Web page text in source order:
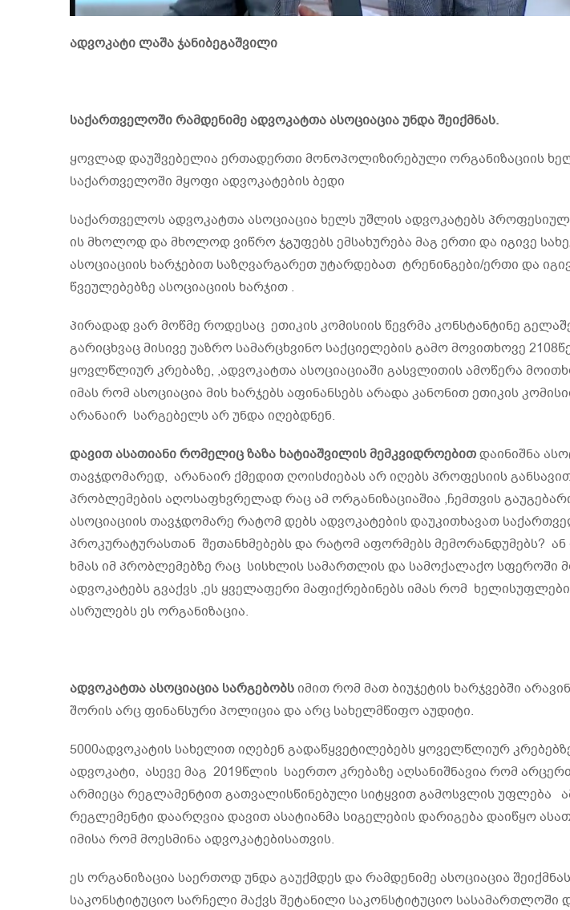
ადვოკატი ლაშა ჯანიბეგაშვილი
საქართველოში რამდენიმე ადვოკატთა ასოციაცია უნდა შეიქმნას.
ყოვლად დაუშვებელია ერთადერთი მონოპოლიზირებული ორგანიზაციის
საქართველოში მყოფი ადვოკატების ბედი
საქართველოს ადვოკატთა ასოციაცია ხელს უშლის ადვოკატებს პროფესიულ
ის მხოლოდ და მხოლოდ ვიწრო ჯგუფებს ემსახურება მაგ ერთი და იგივე
ასოციაციის ხარჯებით საზღვარგარეთ უტარდებათ ტრენინგები/ერთი და
წვეულებებზე ასოციაციის ხარჯით .
პირადად ვარ მოწმე როდესაც ეთიკის კომისიის წევრმა კონსტანტინე
გარიცხვაც მისივე უაზრო სამარცხვინო საქციელების გამო მოვითხოვე
ყოვლწლიურ კრებაზე, ,ადვოკატთა ასოციაციაში გასვლითის ამოწერა
იმას რომ ასოციაცია მის ხარჯებს აფინანსებს არადა კანონით ეთიკის
არანაირ სარგებელს არ უნდა იღებდნენ.
დავითასათიანირომელიცზაზა ხატიაშვილისმემკვიდროებითდაინიშნა
თავჯდომარედ, არანაირ ქმედით ღოისძიებას არ იღებს პროფესიის
პრობლემების აღოსაფხვრელად რაც ამ ორგანიზაციაშია ,ჩემთვის
ასოციაციის თავჯდომარე რატომ დებს ადვოკატების დაუკითხავათ
პროკურატურასთან შეთანხმებებს და რატომ აფორმებს მემორანდუმებს?
ხმას იმ პრობლემებზე რაც სისხლის სამართლის და სამოქალაქო სფეროში
ადვოკატებს გვაქვს ,ეს ყველაფერი მაფიქრებინებს იმას რომ
ასრულებს ეს ორგანიზაცია.
ადვოკატთაასოციაცია სარგებობსიმით რომ მათ ბიუჯეტის ხარჯვებში
შორის არც ფინანსური პოლიცია და არც სახელმწიფო აუდიტი.
5000ადვოკატის სახელით იღებენ გადაწყვეტილებებს ყოველწლიურ
ადვოკატი, ასევე მაგ 2019წლის საერთო კრებაზე აღსანიშნავია რომ
არმიეცა რეგლამენტით გათვალისწინებული სიტყვით გამოსვლის უფლება
რეგლემენტი დაარღვია დავით ასატიანმა სიგელების დარიგება დაიწყო
იმისა რომ მოესმინა ადვოკატებისათვის.
ეს ორგანიზაცია საერთოდ უნდა გაუქმდეს და რამდენიმე ასოციაცია
საკონსტიტუციო სარჩელი მაქვს შეტანილი საკონსტიტუციო სასამართლოში